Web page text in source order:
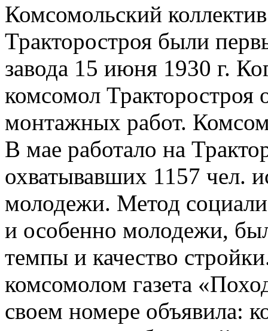
Комсомольский
Тракторостроя были
завода 15 июня 1930 г.
комсомол
монтажных работ.
В мае работало на
охватывавших 1157 чел.
молодежи. Метод
и особенно молодежи,
темпы и качество
комсомолом газета
своем номере объявила: